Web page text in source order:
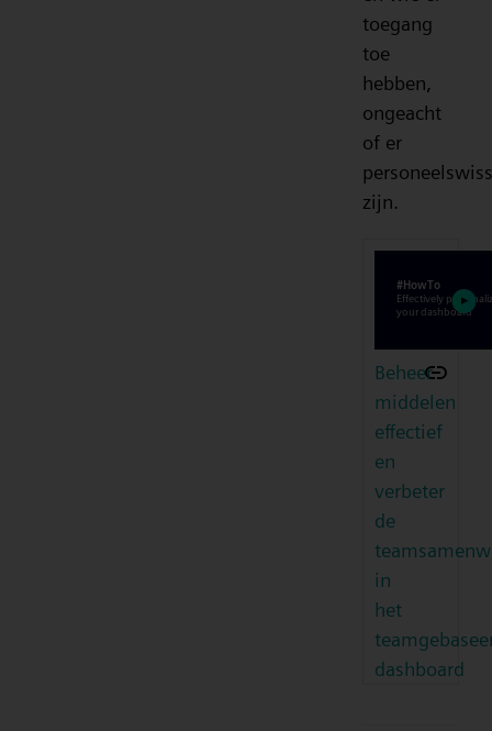
toegang
toe
hebben,
ongeacht
of er
zijn.
Beheer
middelen
effectief
en
verbeter
de
in
het
dashboard